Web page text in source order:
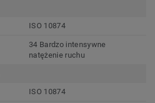
ISO 10874
34 Bardzo intensywne
natężenie ruchu
ISO 10874